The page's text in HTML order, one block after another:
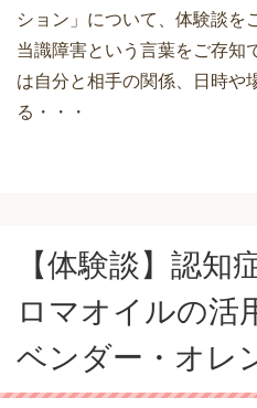
ション」について、体験談
当識障害という言葉をご存知
は自分と相手の関係、日時や
る・・・
【体験談】認知
ロマオイルの活
ベンダー・オレ